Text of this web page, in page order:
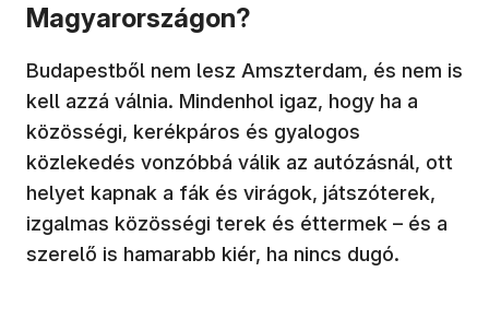
Magyarországon?
Budapestből nem lesz Amszterdam, és nem is
kell azzá válnia. Mindenhol igaz, hogy ha a
közösségi, kerékpáros és gyalogos
közlekedés vonzóbbá válik az autózásnál, ott
helyet kapnak a fák és virágok, játszóterek,
izgalmas közösségi terek és éttermek – és a
szerelő is hamarabb kiér, ha nincs dugó.